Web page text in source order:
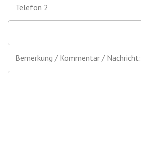
Telefon 2
Bemerkung / Kommentar / Nachricht: